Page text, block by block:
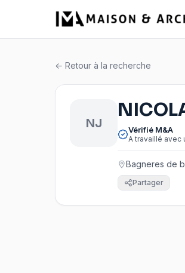
← Retour à la recherche
NJ Vérifié M&A
A travaillé avec
Bagneres de
Partager